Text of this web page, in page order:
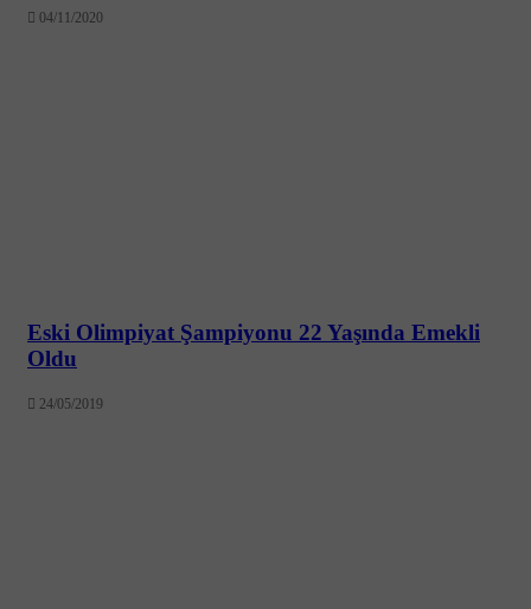
04/11/2020
Eski Olimpiyat Şampiyonu 22 Yaşında Emekli
Oldu
24/05/2019